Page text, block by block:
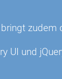
UI und